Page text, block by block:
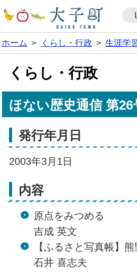
ホーム > くらし・行政 > 生涯学
くらし・行政
ほない歴史通信 第26
発行年月日
2003年3月1日
内容
原点をみつめる
吉成 英文
【ふるさと写真帳】
石井 喜志夫